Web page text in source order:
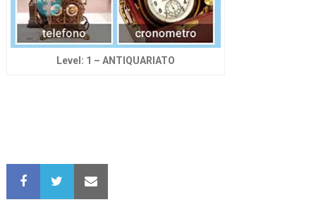
Level: 1 – ANTIQUARIATO